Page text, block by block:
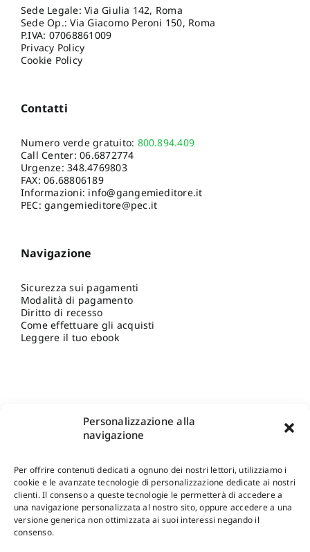
Personalizzazione alla
navigazione
Per offrire contenuti dedicati a ognuno dei nostri lettori, utilizziamo i
cookie e le avanzate tecnologie di personalizzazione dedicate ai nostri
clienti. Il consenso a queste tecnologie le permetterà di accedere a
una navigazione personalizzata al nostro sito, oppure accedere a una
versione generica non ottimizzata ai suoi interessi negando il
consenso.
Sede Legale: Via Giulia 142, Roma
Sede Op.: Via Giacomo Peroni 150, Roma
P.IVA: 07068861009
Privacy Policy
Cookie Policy
Contatti
Numero verde gratuito: 800.894.409
Call Center:06.6872774
Urgenze:348.4769803
FAX: 06.68806189
Informazioni: info@gangemieditore.it
PEC: gangemieditore@pec.it
Navigazione
Sicurezza sui pagamenti
Modalità di pagamento
Diritto di recesso
Come effettuare gli acquisti
Leggere il tuo ebook
Shop Gangemi Editore-Pagamenti Sicuri e anche Rateali